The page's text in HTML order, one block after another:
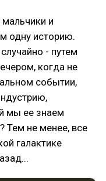
мальчики и
одну историю.
- путем
когда не
событии,
мы ее знаем
Тем не менее, все
галактике